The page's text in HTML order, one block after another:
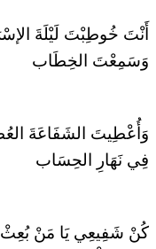
أَنْتَ خُوطِبْتَ لَيْلَةَ
وَسَمِعْتَ الخِطَاب
وَأُعْطِيتَ الشَفَاعَةَ
فِي نَهَارِ الحِسَاب
كُنْ شَفِيعِي يَا مَنْ